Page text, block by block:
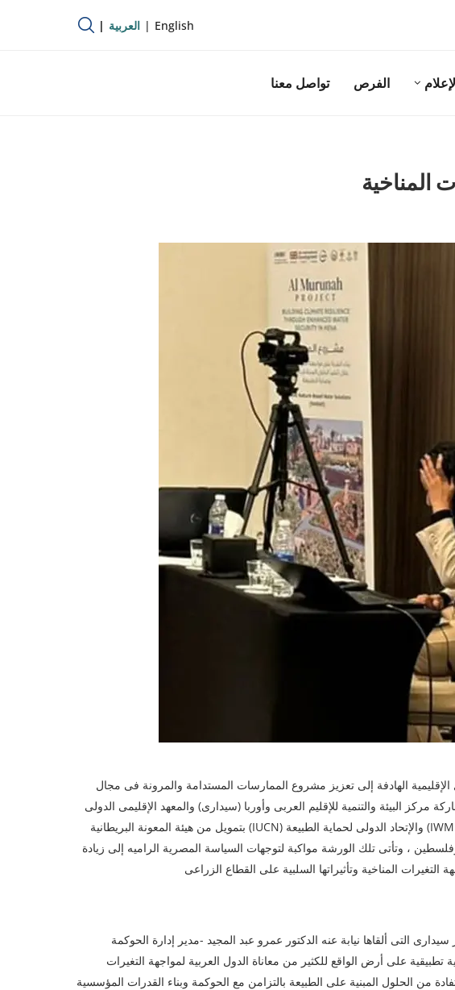
English العربية
الفرص تواصل معنا
المناخية
ورشة العمل الإقليمية الهادفة إلى تعزيز مشروع الممارسات المستدامة والمرونة فى مجال
مركز البيئة والتنمية للإقليم العربى وأوربا (سيدارى) والمعهد الإقليمى الدولى
لإدارة المياه لمنطقة الشرق الأوسط وشمال أفريقيا (IWMI) والإتحاد الدولى لحماية الطبيعة (IUCN) بتمويل من هيئة المعونة البريطانية
، وتأتى تلك الورشة مواكبة لتوجهات السياسة المصرية الراميه إلى زيادة
المناخية وتأثيراتها السلبية على القطاع الزراعى
التى ألقاها نيابة عنه الدكتور عمرو عبد المجيد -مدير إدارة الحوكمة
على أرض الواقع للكثير من معاناة الدول العربية لمواجهة التغيرات
من الحلول المبنية على الطبيعة بالتزامن مع الحوكمة وبناء القدرات المؤسسية